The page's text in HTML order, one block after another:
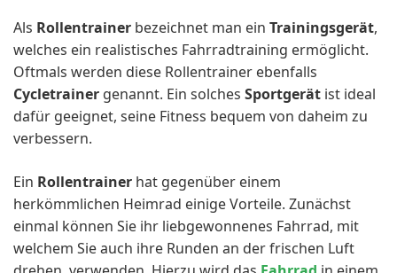
Als Rollentrainer bezeichnet man ein Trainingsgerät,
welches ein realistisches Fahrradtraining ermöglicht.
Oftmals werden diese Rollentrainer ebenfalls
Cycletrainer genannt. Ein solches Sportgerät ist ideal
dafür geeignet, seine Fitness bequem von daheim zu
verbessern.
Ein Rollentrainer hat gegenüber einem
herkömmlichen Heimrad einige Vorteile. Zunächst
einmal können Sie ihr liebgewonnenes Fahrrad, mit
welchem Sie auch ihre Runden an der frischen Luft